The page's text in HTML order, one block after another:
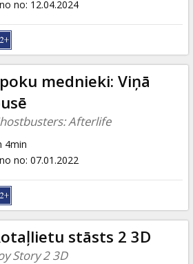
no: 12.04.2024
mednieki: Viņā
Afterlife
4min
no: 07.01.2022
stāsts 2 3D
Story 2 3D